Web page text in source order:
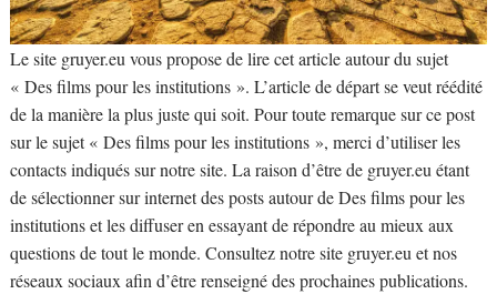
Le site gruyer.eu vous propose de lire cet article autour du sujet
« Des films pour les institutions ». L’article de départ se veut réédité
de la manière la plus juste qui soit. Pour toute remarque sur ce post
sur le sujet « Des films pour les institutions », merci d’utiliser les
contacts indiqués sur notre site. La raison d’être de gruyer.eu étant
de sélectionner sur internet des posts autour de Des films pour les
institutions et les diffuser en essayant de répondre au mieux aux
questions de tout le monde. Consultez notre site gruyer.eu et nos
réseaux sociaux afin d’être renseigné des prochaines publications.